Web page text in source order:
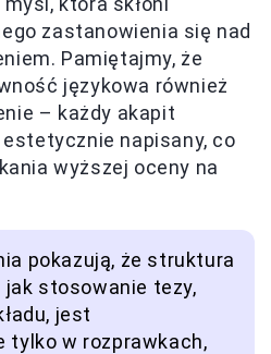
zastanowienia się nad
Pamiętajmy, że
językowa również
– każdy akapit
napisany, co
wyższej oceny na
pokazują, że struktura
stosowanie tezy,
jest
tylko w rozprawkach,